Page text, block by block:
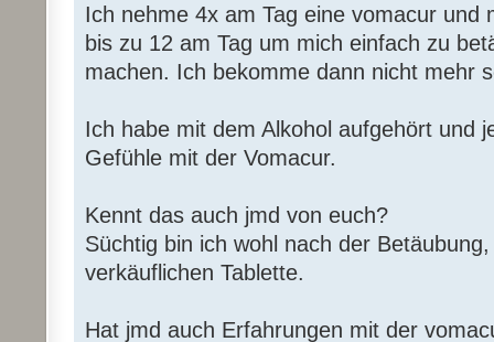
Ich nehme 4x am Tag eine vomacur und
bis zu 12 am Tag um mich einfach zu
machen. Ich bekomme dann nicht mehr
Ich habe mit dem Alkohol aufgehört und
Gefühle mit der Vomacur.
Kennt das auch jmd von euch?
Süchtig bin ich wohl nach der
verkäuflichen Tablette.
Hat jmd auch Erfahrungen mit der